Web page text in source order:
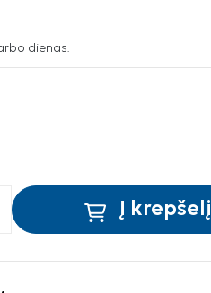
dienas.
Į krepšelį